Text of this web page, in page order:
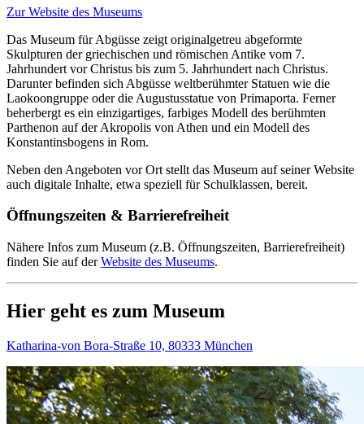
Zur Website des Museums
Das Museum für Abgüsse zeigt originalgetreu abgeformte
Skulpturen der griechischen und römischen Antike vom 7.
Jahrhundert vor Christus bis zum 5. Jahrhundert nach Christus.
Darunter befinden sich Abgüsse weltberühmter Statuen wie die
Laokoongruppe oder die Augustusstatue von Primaporta. Ferner
beherbergt es ein einzigartiges, farbiges Modell des berühmten
Parthenon auf der Akropolis von Athen und ein Modell des
Konstantinsbogens in Rom.
Neben den Angeboten vor Ort stellt das Museum auf seiner Website
auch digitale Inhalte, etwa speziell für Schulklassen, bereit.
Öffnungszeiten & Barrierefreiheit
Nähere Infos zum Museum (z.B. Öffnungszeiten, Barrierefreiheit)
finden Sie auf derWebsite des Museums.
Hier geht es zum Museum
Katharina-von Bora-Straße 10, 80333 München